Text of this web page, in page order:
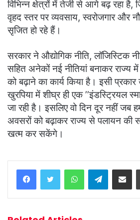
विभिन्न क्षेत्रों में तेजी से आगे बढ़ रहा
वृहद स्तर पर व्यवसाय, स्वरोजगार और
सृजित हो रहे हैं।
सरकार ने औद्योगिक नीति, लॉजिस्टिक
सहित अनेकों नई नीतियां बनाकर राज्य
को बढ़ाने का कार्य किया है। इसी
खुरपिया में शीघ्र ही एक ’’इंडस्ट्रियल
जा रही है। इसलिए वो दिन दूर नहीं जब
अवसरों को बढ़ाकर राज्य से पलायन की
खत्म कर सकेंगे।
WhatsAppTelegramShare